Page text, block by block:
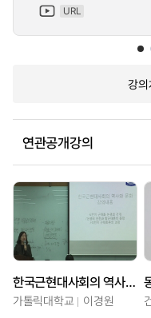
URL
강의
연관공개강의
한국근현대사회의 역사와 문화
가톨릭대학교 이경원